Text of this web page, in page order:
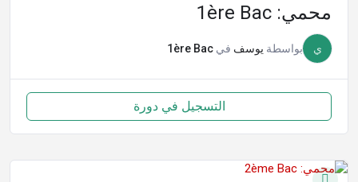
محمي: 1ère Bac
ي بواسطة يوسف في 1ère Bac
التسجيل في دورة